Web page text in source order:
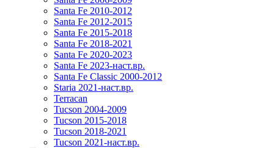
Santa Fe 2010-2012
Santa Fe 2012-2015
Santa Fe 2015-2018
Santa Fe 2018-2021
Santa Fe 2020-2023
Santa Fe 2023-наст.вр.
Santa Fe Classic 2000-2012
Staria 2021-наст.вр.
Terracan
Tucson 2004-2009
Tucson 2015-2018
Tucson 2018-2021
Tucson 2021-наст.вр.